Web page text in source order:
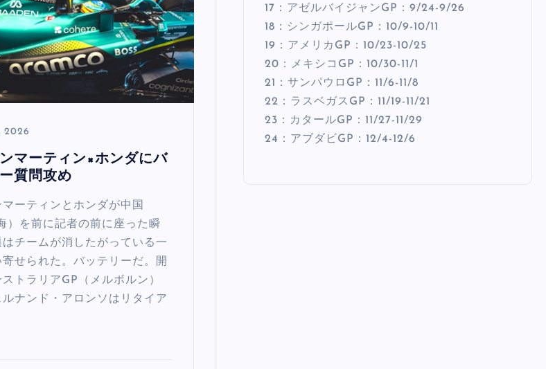
2026
マーティン×ホンダにバ
質問攻め
マーティンとホンダが中国
）を前に記者の前に座った瞬
はチームが消したがっている一
寄せられた。バッテリーだ。開
トラリアGP（メルボルン）
ルナンド・アロンソはリタイア
17：アゼルバイジャンGP：9/24-9/26
18：シンガポールGP：10/9-10/11
19：アメリカGP：10/23-10/25
20：メキシコGP：10/30-11/1
21：サンパウロGP：11/6-11/8
22：ラスベガスGP：11/19-11/21
23：カタールGP：11/27-11/29
24：アブダビGP：12/4-12/6